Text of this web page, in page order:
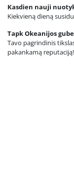
Kasdien nauji
Kiekvieną dieną
Tapk Okeanijos
Tavo pagrindinis
pakankamą reputaciją!